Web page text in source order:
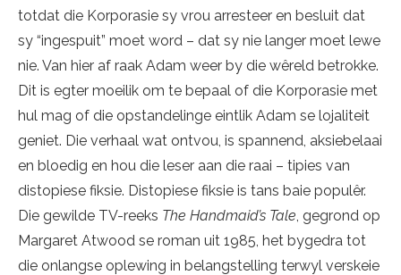
totdat die Korporasie sy vrou arresteer en besluit dat
sy “ingespuit” moet word – dat sy nie langer moet lewe
nie. Van hier af raak Adam weer by die wêreld betrokke.
Dit is egter moeilik om te bepaal of die Korporasie met
hul mag of die opstandelinge eintlik Adam se lojaliteit
geniet. Die verhaal wat ontvou, is spannend, aksiebelaai
en bloedig en hou die leser aan die raai – tipies van
distopiese fiksie. Distopiese fiksie is tans baie populêr.
Die gewilde TV-reeks The Handmaid’s Tale, gegrond op
Margaret Atwood se roman uit 1985, het bygedra tot
die onlangse oplewing in belangstelling terwyl verskeie